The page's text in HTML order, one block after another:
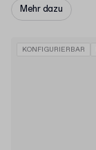
Mehr dazu
KONFIGURIERBAR